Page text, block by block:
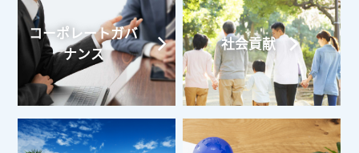
コーポレートガバ
ナンス
社会貢献